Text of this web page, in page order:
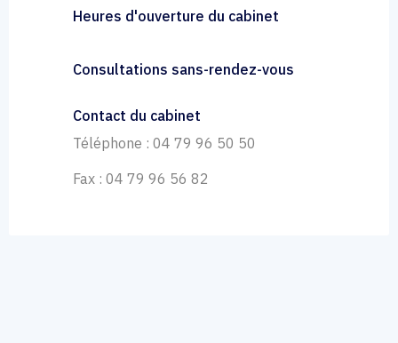
Heures d'ouverture du cabinet
Consultations sans-rendez-vous
Contact du cabinet
Téléphone : 04 79 96 50 50
Fax : 04 79 96 56 82